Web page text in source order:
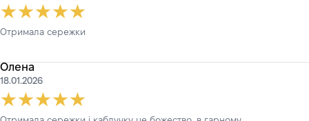
Отримала сережки
Олена
18.01.2026